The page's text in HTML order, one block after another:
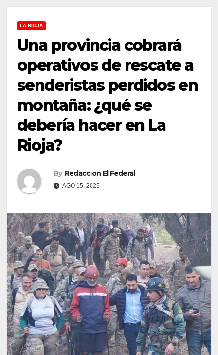
LA RIOJA
Una provincia cobrará
operativos de rescate a
senderistas perdidos en
montaña: ¿qué se
debería hacer en La
Rioja?
By Redaccion El Federal
AGO 15, 2025